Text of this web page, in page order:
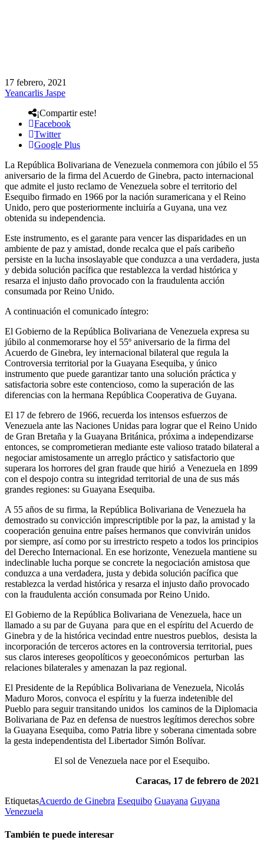
17 febrero, 2021
Yeancarlis Jaspe
¡Compartir este!
Facebook
Twitter
Google Plus
La República Bolivariana de Venezuela conmemora con júbilo el 55
aniversario de la firma del Acuerdo de Ginebra, pacto internacional
que admite el justo reclamo de Venezuela sobre el territorio del
Esequibo firmado en 1966 por la nación suramericana y el Reino
Unido, pero que posteriormente incluiría a Guyana, una vez
obtenida su independencia.
Este instrumento, es el garante para vencer las disparidades en un
ambiente de paz y amistad, donde recalca que el país caribeño
persiste en la lucha insoslayable que conduzca a una verdadera, justa
y debida solución pacífica que restablezca la verdad histórica y
resarza el injusto daño provocado con la fraudulenta acción
consumada por Reino Unido.
A continuación el comunicado íntegro:
El Gobierno de la República Bolivariana de Venezuela expresa su
júbilo al conmemorarse hoy el 55º aniversario de la firma del
Acuerdo de Ginebra, ley internacional bilateral que regula la
Controversia territorial por la Guayana Esequiba, y único
instrumento que puede garantizar tanto una solución práctica y
satisfactoria sobre este contencioso, como la superación de las
diferencias con la hermana República Cooperativa de Guyana.
El 17 de febrero de 1966, recuerda los intensos esfuerzos de
Venezuela ante las Naciones Unidas para lograr que el Reino Unido
de Gran Bretaña y la Guayana Británica, próxima a independizarse
entonces, se comprometieran mediante este valioso tratado bilateral a
negociar amistosamente un arreglo práctico y satisfactorio que
superara los horrores del gran fraude que hirió a Venezuela en 1899
con el despojo contra su integridad territorial de una de sus más
grandes regiones: su Guayana Esequiba.
A 55 años de su firma, la República Bolivariana de Venezuela ha
demostrado su convicción imprescriptible por la paz, la amistad y la
cooperación genuina entre países hermanos que convivirán unidos
por siempre, así como por su irrestricto respeto a todos los principios
del Derecho Internacional. En ese horizonte, Venezuela mantiene su
indeclinable lucha porque se concrete la negociación amistosa que
conduzca a una verdadera, justa y debida solución pacífica que
restablezca la verdad histórica y resarza el injusto daño provocado
con la fraudulenta acción consumada por Reino Unido.
El Gobierno de la República Bolivariana de Venezuela, hace un
llamado a su par de Guyana para que en el espíritu del Acuerdo de
Ginebra y de la histórica vecindad entre nuestros pueblos, desista la
incorporación de terceros actores en la controversia territorial, pues
sus claros intereses geopolíticos y geoeconómicos perturban las
relaciones bilaterales y amenazan la paz regional.
El Presidente de la República Bolivariana de Venezuela, Nicolás
Maduro Moros, convoca el espíritu y la fuerza indetenible del
Pueblo para seguir transitando unidos los caminos de la Diplomacia
Bolivariana de Paz en defensa de nuestros legítimos derechos sobre
la Guayana Esequiba, como Patria libre y soberana cimentada sobre
la gesta independentista del Libertador Simón Bolívar.
El sol de Venezuela nace por el Esequibo.
Caracas, 17 de febrero de 2021
EtiquetasAcuerdo de Ginebra Esequibo Guayana Guyana
Venezuela
También te puede interesar